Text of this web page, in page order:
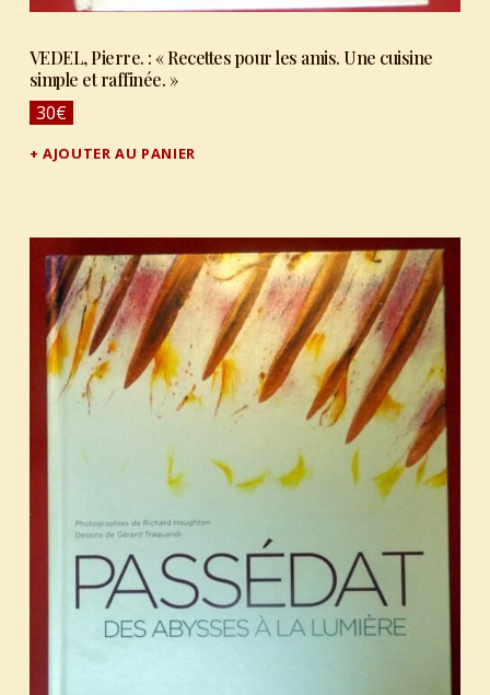
VEDEL, Pierre. : « Recettes pour les amis. Une cuisine
simple et raffinée. »
30€
AJOUTER AU PANIER